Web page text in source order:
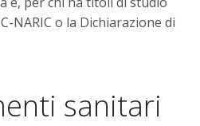
NARIC o la Dichiarazione di
sanitari